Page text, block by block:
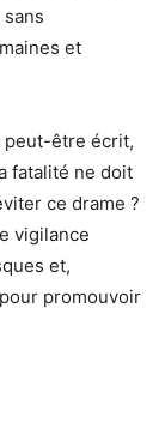
et
peut-être écrit,
fatalité ne doit
ce drame ?
vigilance
et,
promouvoir